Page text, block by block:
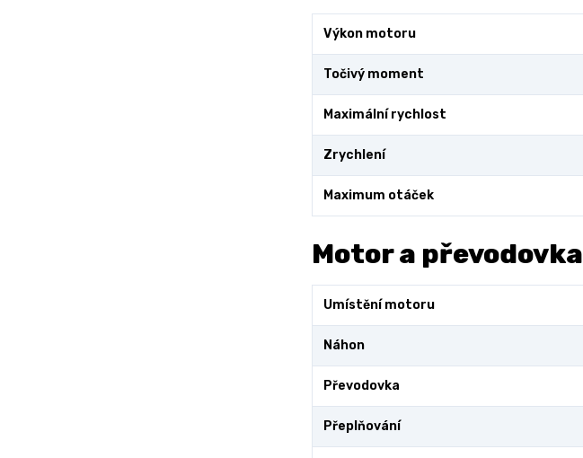
Výkon motoru
Točivý moment
Maximální rychlost
Zrychlení
Maximum otáček
Motor a převodovka
Umístění motoru
Náhon
Převodovka
Přeplňování